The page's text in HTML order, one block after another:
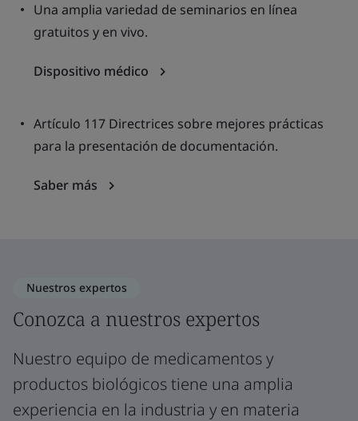
Una amplia variedad de seminarios en línea
gratuitos y en vivo.
Dispositivo médico
Artículo 117 Directrices sobre mejores prácticas
para la presentación de documentación.
Saber más
Nuestros expertos
Conozca a nuestros expertos
Nuestro equipo de medicamentos y
productos biológicos tiene una amplia
experiencia en la industria y en materia